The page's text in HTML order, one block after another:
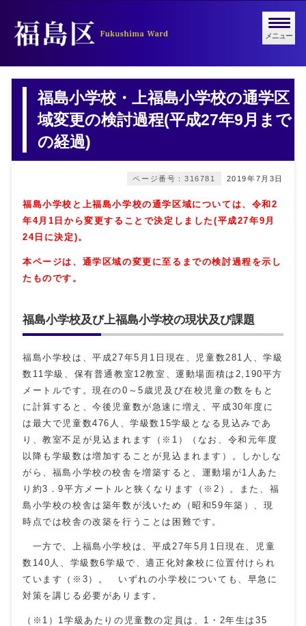
メニュー
福島小学校・上福島小学校の通学区
域変更の検討過程(平成27年9月まで
の経過)
2019年7月3日
ページ番号：316781
福島小学校と上福島小学校の通学区域については、令和2
年4月1日から変更することで決定しました(平成27年9月
24日に決定)。
本ページは、通学区域の変更に至るまでの検討過程を示し
たものです。
福島小学校及び上福島小学校の現状及び課題
福島小学校は、平成27年5月1日現在、児童数281人、学級
数11学級、保有普通教室12教室、運動場面積は2,190平方
メートルです。現在の0～5歳児及び在校児童の数をもと
に計算すると、今後児童数が急速に増え、平成30年度に
は最大で児童数476人、学級数15学級となる見込みであ
り、教室不足が見込まれます（※1）（なお、令和元年度
以降も学級数は増加することが見込まれます）。しかしな
がら、福島小学校の校舎を増築すると、運動場が1人あた
り約3．9平方メートルと狭くなります（※2）。また、福
島小学校の校舎は築年数が浅いため（昭和59年築）、現
時点では校舎の改築を行うことは困難です。
一方で、上福島小学校は、平成27年5月1日現在、児童
数140人、学級数6学級で、適正化対象校に位置付けられ
ています（※3）。 いずれの小学校についても、早急に
対策を講じる必要があります。
（※1）1学級あたりの児童数の定員は、1・2年生は35